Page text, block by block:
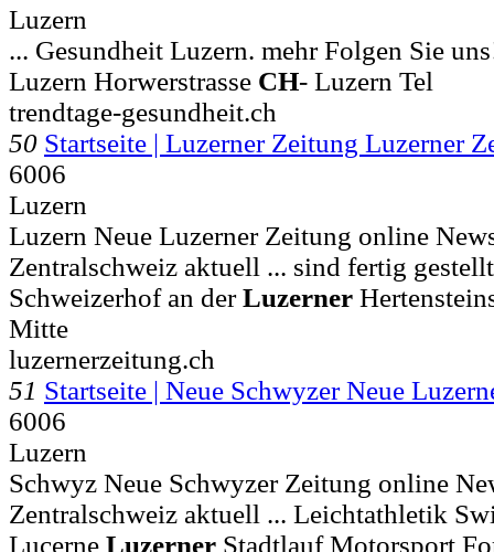
Luzern
... Gesundheit Luzern. mehr Folgen Sie
Luzern Horwerstrasse CH- Luzern Tel
trendtage-gesundheit.ch
50 Startseite | Luzerner Zeitung Luzerner
6006
Luzern
Luzern Neue Luzerner Zeitung online
Zentralschweiz aktuell ... sind fertig
Schweizerhof an derLuzerner
Mitte
luzernerzeitung.ch
51 Startseite | Neue Schwyzer Neue
6006
Luzern
Schwyz Neue Schwyzer Zeitung online
Zentralschweiz aktuell ... Leichtathletik
Lucerne Luzerner Stadtlauf Motorsport